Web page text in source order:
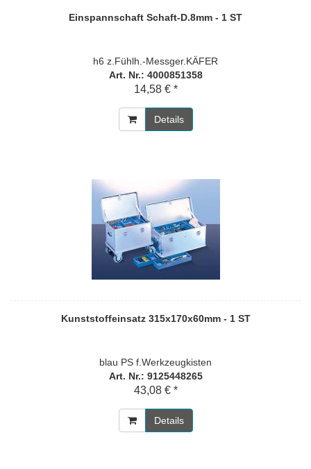
Einspannschaft Schaft-D.8mm - 1 ST
h6 z.Fühlh.-Messger.KÄFER
Art. Nr.: 4000851358
14,58 € *
Details
Kunststoffeinsatz 315x170x60mm - 1 ST
blau PS f.Werkzeugkisten
Art. Nr.: 9125448265
43,08 € *
Details